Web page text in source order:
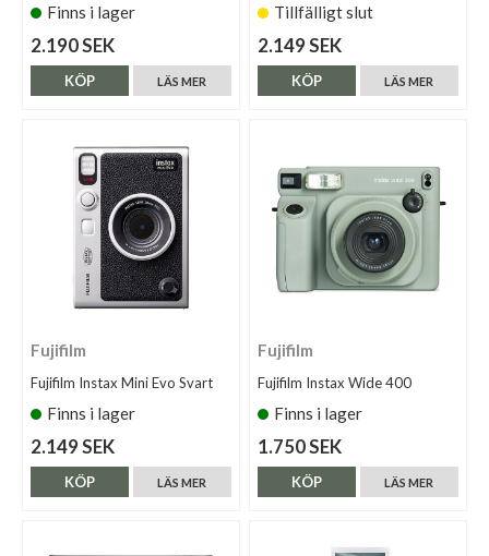
Finns i lager
2.190 SEK
LÄS MER
KÖP
Tillfälligt slut
2.149 SEK
LÄS MER
KÖP
Fujifilm
Fujifilm Instax Mini Evo Svart
Finns i lager
2.149 SEK
LÄS MER
KÖP
Fujifilm
Fujifilm Instax Wide 400
Finns i lager
1.750 SEK
LÄS MER
KÖP